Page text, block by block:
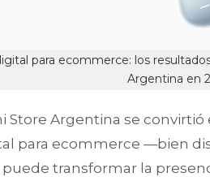
para ecommerce: los
Argentina en
Store Argentina se
para ecommerce —bien
transformar la